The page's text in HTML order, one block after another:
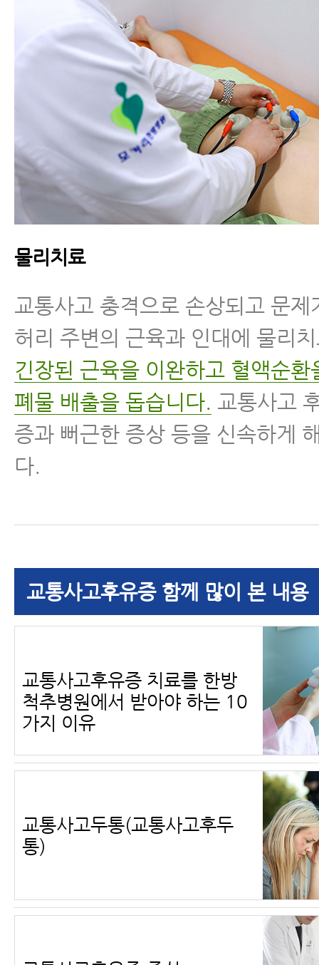
물리치료
교통사고 충격으로 손상되고 문제
허리 주변의 근육과 인대에 물리
긴장된 근육을 이완하고 혈액순환
폐물 배출을 돕습니다. 교통사고
증과 뻐근한 증상 등을 신속하게
다.
교통사고후유증 함께 많이 본 내용
교통사고후유증 치료를 한방
척추병원에서 받아야 하는 10
가지 이유
교통사고두통(교통사고후두
통)